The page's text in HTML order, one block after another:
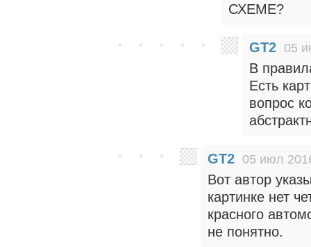
СХЕМЕ?
GT2 05
В
Есть
вопрос
GT2 05 июл
Вот автор
картинке нет
красного
не понятно.